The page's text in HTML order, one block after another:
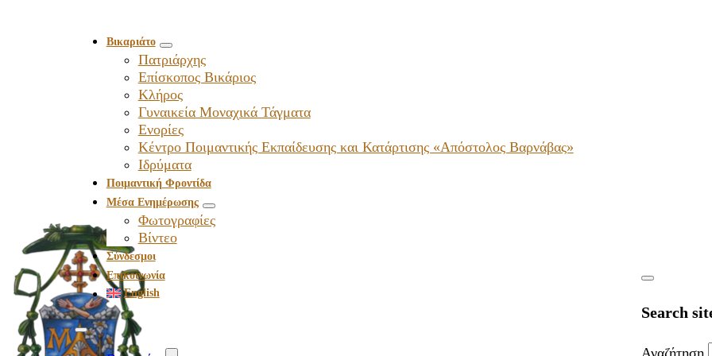
Βικαριάτο
Πατριάρχης
Επίσκοπος Βικάριος
Kλήρος
Γυναικεία Μοναχικά Τάγματα
Ενορίες
Κέντρο Ποιμαντικής Εκπαίδευσης και Κατάρτισης «Απόστολος Βαρνάβας»
Ιδρύματα
Ποιμαντική Φροντίδα
Μέσα Ενημέρωσης
Φωτογραφίες
Βίντεο
Σύνδεσμοι
Επικοινωνία
English
Search
Αναζήτηση